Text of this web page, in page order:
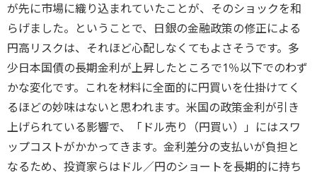
が先に市場に織り込まれていたことが、そのショックを和
らげました。ということで、日銀の金融政策の修正による
円高リスクは、それほど心配しなくてもよさそうです。多
少日本国債の長期金利が上昇したところで1％以下でのわず
かな変化です。これを材料に全面的に円買いを仕掛けてく
るほどの妙味はないと思われます。米国の政策金利が引き
上げられている影響で、「ドル売り（円買い）」にはスワ
ップコストがかかってきます。金利差分の支払いが負担と
なるため、投資家らはドル／円のショートを長期的に持ち